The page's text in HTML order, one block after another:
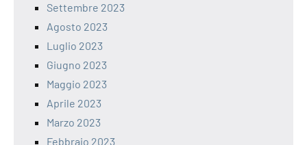
Settembre 2023
Agosto 2023
Luglio 2023
Giugno 2023
Maggio 2023
Aprile 2023
Marzo 2023
Febbraio 2023